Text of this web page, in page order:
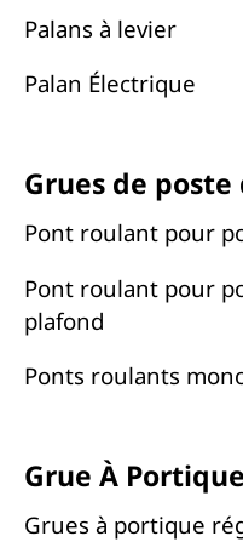
Palans à levier
Palan Électrique
Grues de
Pont roulant pour
Pont roulant pour
plafond
Ponts roulants
Grue À
Grues à portique